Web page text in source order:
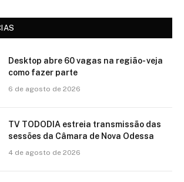
Desktop abre 60 vagas na região- veja
como fazer parte
6 de agosto de 2026
TV TODODIA estreia transmissão das
sessões da Câmara de Nova Odessa
4 de agosto de 2026